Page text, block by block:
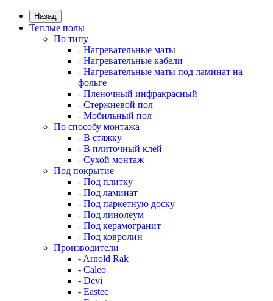
Назад
Теплые полы
По типу
- Нагревательные маты
- Нагревательные кабели
- Нагревательные маты под ламинат на
фольге
- Пленочный инфракрасный
- Стержневой пол
- Мобильный пол
По способу монтажа
- В стяжку
- В плиточный клей
- Сухой монтаж
Под покрытие
- Под плитку
- Под ламинат
- Под паркетную доску
- Под линолеум
- Под керамогранит
- Под ковролин
Производители
- Arnold Rak
- Caleo
- Devi
- Eastec